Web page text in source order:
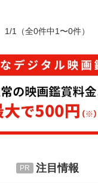
1/1 （全0件中1〜0件）
注目情報